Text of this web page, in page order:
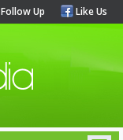
Follow Up Like Us